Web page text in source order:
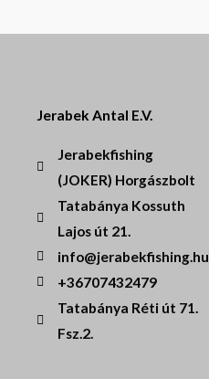
Jerabek Antal E.V.
Jerabekfishing
(JOKER) Horgászbolt
Tatabánya Kossuth
Lajos út 21.
info@jerabekfishing.hu
+36707432479
Tatabánya Réti út 71.
Fsz.2.